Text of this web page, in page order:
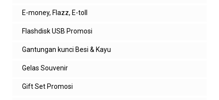
E-money, Flazz, E-toll
Flashdisk USB Promosi
Gantungan kunci Besi & Kayu
Gelas Souvenir
Gift Set Promosi